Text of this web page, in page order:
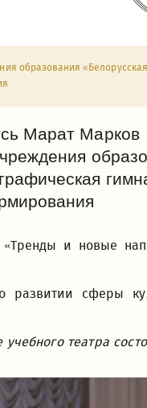
образования
Марат Марков
и новые
развитии сферы
театра